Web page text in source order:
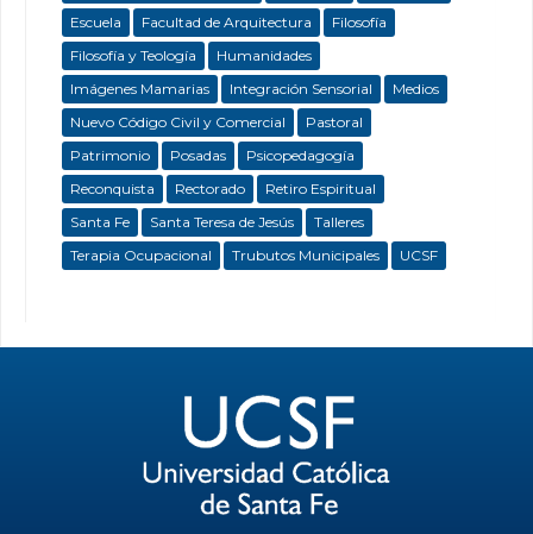
Escuela
Facultad de Arquitectura
Filosofía
Filosofía y Teología
Humanidades
Imágenes Mamarias
Integración Sensorial
Medios
Nuevo Código Civil y Comercial
Pastoral
Patrimonio
Posadas
Psicopedagogía
Reconquista
Rectorado
Retiro Espiritual
Santa Fe
Santa Teresa de Jesús
Talleres
Terapia Ocupacional
Trubutos Municipales UCSF